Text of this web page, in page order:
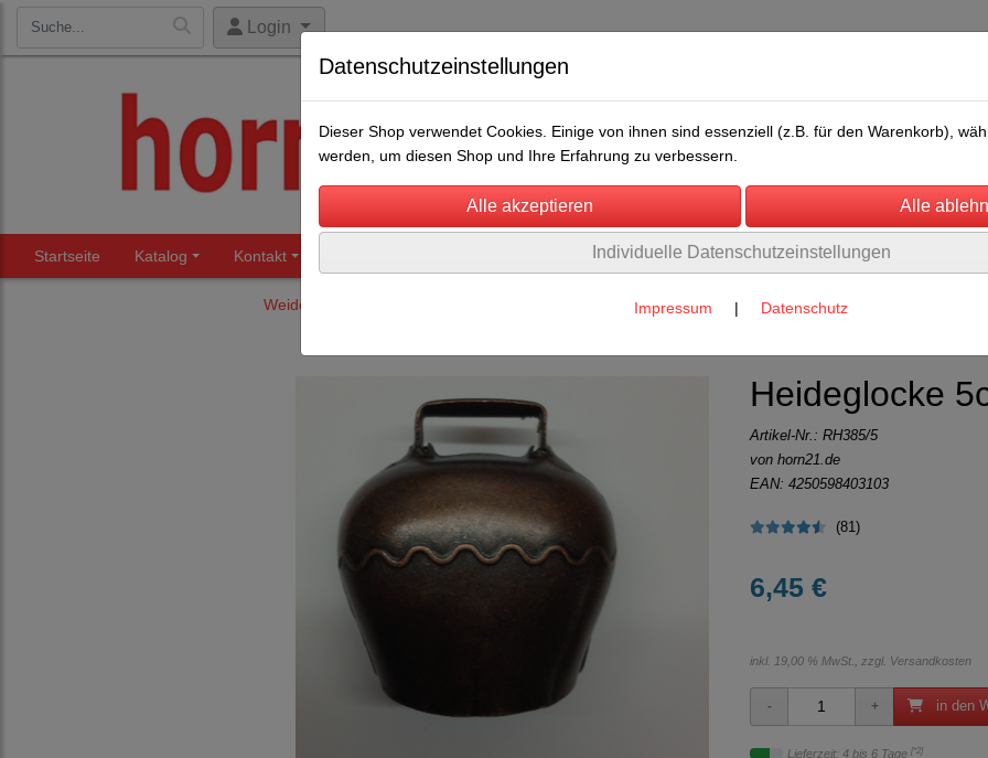
Login
Startseite Katalog Kontakt Über uns Umwelt Rechtliches
Weideglocken
Heideglocke
Artikel-Nr.: RH385/5
von horn21.de
EAN: 4250598403103
(81)
6,45 €
inkl. 19,00 % MwSt., zzgl. Versandkosten
in den
Lieferzeit: 4 bis 6 Tage [*2]
Datenschutzeinstellungen
Dieser Shop verwendet Cookies. Einige von ihnen sind essenziell (z.B. für den Warenkorb),
werden, um diesen Shop und Ihre Erfahrung zu verbessern.
Individuelle Datenschutzeinstellungen
Impressum | Datenschutz